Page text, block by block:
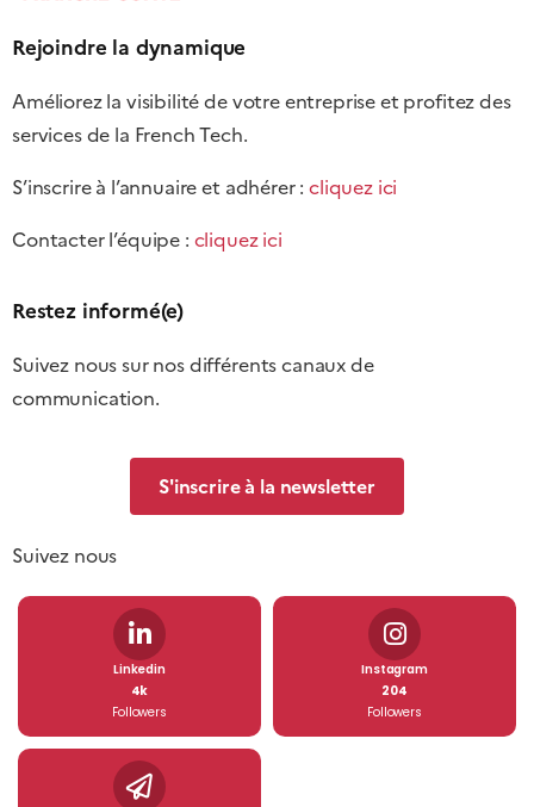
Rejoindre la dynamique
Améliorez la visibilité de votre entreprise et profitez des
services de la French Tech.
S’inscrire à l’annuaire et adhérer :cliquez ici
Contacter l’équipe : cliquez ici
Restez informé(e)
Suivez nous sur nos différents canaux de
communication.
S'inscrire à la newsletter
Suivez nous
Linkedin
4k
Followers
Instagram
204
Followers